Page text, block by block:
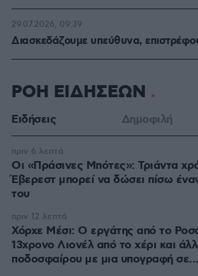
Διασκεδάζουμε υπεύθυνα,
29.07.2026, 09:39
ΡΟΗ ΕΙΔΗΣΕΩΝ
Ειδήσεις Δημοφιλή
Οι «Πράσινες Μπότες»: Τριάντα
Έβερεστ μπορεί να δώσει πίσω
του
πριν 6 λεπτά
Χόρχε Μέσι: Ο εργάτης από το
13χρονο Λιονέλ από το χέρι και
ποδοσφαίρου με μια υπογραφή
πριν 12 λεπτά